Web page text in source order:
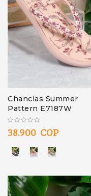
Chanclas Summer
Pattern E7187W
38.900 COP